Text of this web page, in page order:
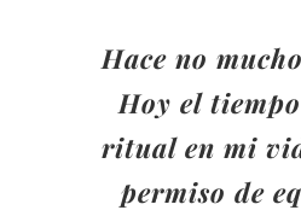
Hace no
Hoy el
ritual en mi
permiso de